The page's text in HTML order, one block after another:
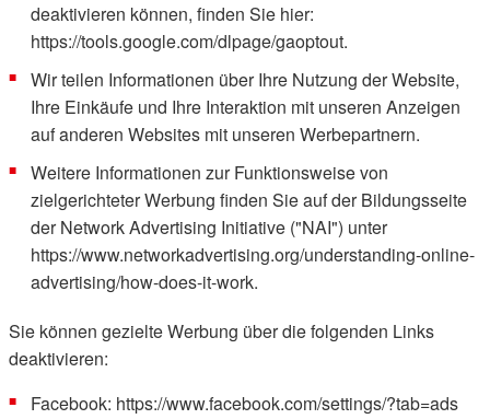
deaktivieren können, finden Sie hier:
https://tools.google.com/dlpage/gaoptout.
Wir teilen Informationen über Ihre Nutzung der Website,
Ihre Einkäufe und Ihre Interaktion mit unseren Anzeigen
auf anderen Websites mit unseren Werbepartnern.
Weitere Informationen zur Funktionsweise von
zielgerichteter Werbung finden Sie auf der Bildungsseite
der Network Advertising Initiative ("NAI") unter
https://www.networkadvertising.org/understanding-online-
advertising/how-does-it-work.
Sie können gezielte Werbung über die folgenden Links
deaktivieren:
Facebook: https://www.facebook.com/settings/?tab=ads